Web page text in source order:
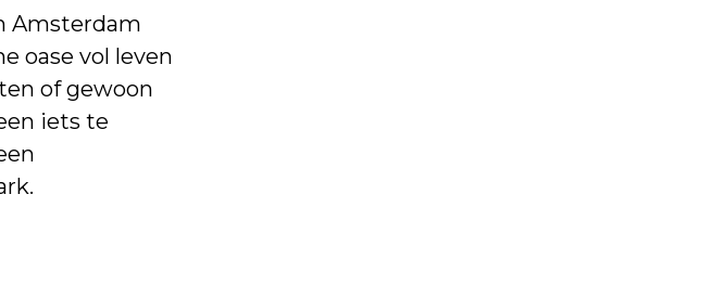
Amsterdam
oase vol leven
of gewoon
iets te